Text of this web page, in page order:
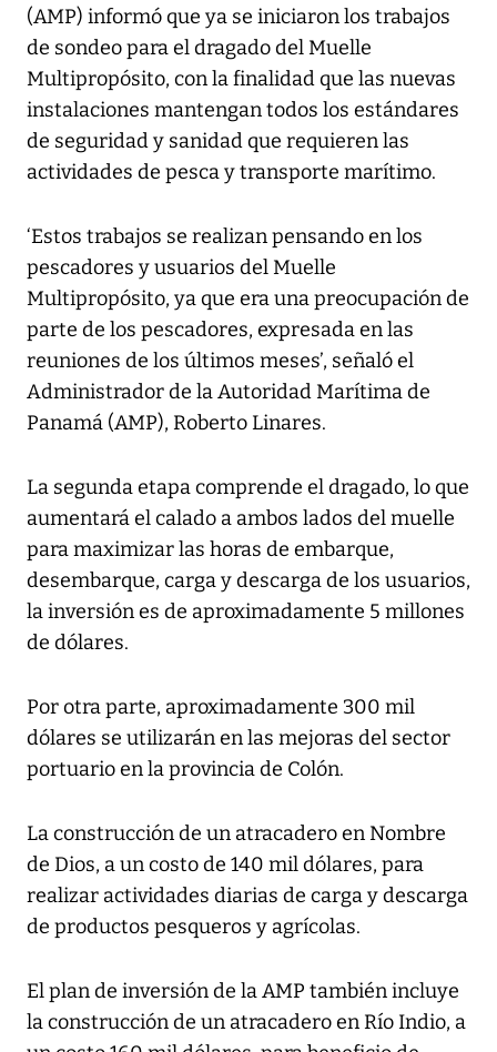
(AMP) informó que ya se iniciaron los trabajos
de sondeo para el dragado del Muelle
Multipropósito, con la finalidad que las nuevas
instalaciones mantengan todos los estándares
de seguridad y sanidad que requieren las
actividades de pesca y transporte marítimo.
‘Estos trabajos se realizan pensando en los
pescadores y usuarios del Muelle
Multipropósito, ya que era una preocupación de
parte de los pescadores, expresada en las
reuniones de los últimos meses’, señaló el
Administrador de la Autoridad Marítima de
Panamá (AMP), Roberto Linares.
La segunda etapa comprende el dragado, lo que
aumentará el calado a ambos lados del muelle
para maximizar las horas de embarque,
desembarque, carga y descarga de los usuarios,
la inversión es de aproximadamente 5 millones
de dólares.
Por otra parte, aproximadamente 300 mil
dólares se utilizarán en las mejoras del sector
portuario en la provincia de Colón.
La construcción de un atracadero en Nombre
de Dios, a un costo de 140 mil dólares, para
realizar actividades diarias de carga y descarga
de productos pesqueros y agrícolas.
El plan de inversión de la AMP también incluye
la construcción de un atracadero en Río Indio, a